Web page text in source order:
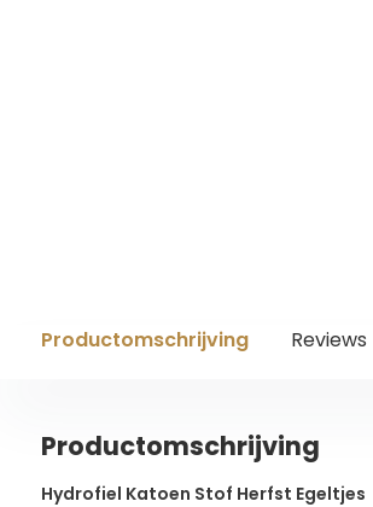
Productomschrijving Reviews
Productomschrijving
Hydrofiel Katoen Stof Herfst Egeltjes